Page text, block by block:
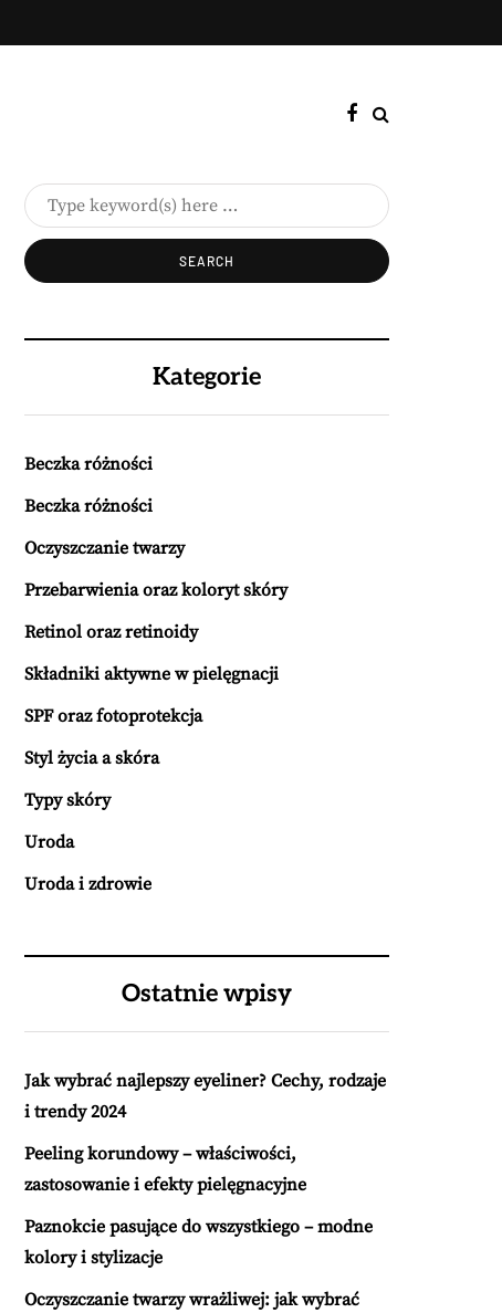
Kategorie
Beczka różności
Beczka różności
Oczyszczanie twarzy
Przebarwienia oraz koloryt skóry
Retinol oraz retinoidy
Składniki aktywne w pielęgnacji
SPF oraz fotoprotekcja
Styl życia a skóra
Typy skóry
Uroda
Uroda i zdrowie
Ostatnie wpisy
Jak wybrać najlepszy eyeliner? Cechy, rodzaje
i trendy 2024
Peeling korundowy – właściwości,
zastosowanie i efekty pielęgnacyjne
Paznokcie pasujące do wszystkiego – modne
kolory i stylizacje
Oczyszczanie twarzy wrażliwej: jak wybrać